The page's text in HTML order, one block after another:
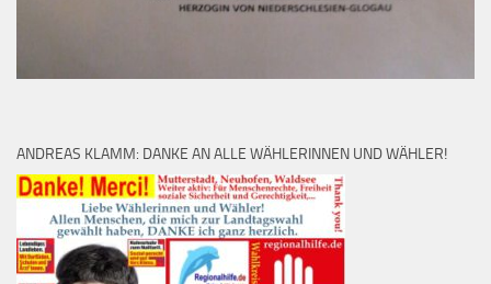
ANDREAS KLAMM: DANKE AN ALLE WÄHLERINNEN UND WÄHLER!